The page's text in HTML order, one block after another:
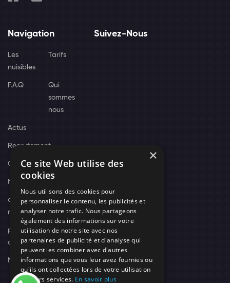
Navigation
Les
nuisibles
Tarifs
F.A.Q
Qui
sommes
nous
Actus
Recrutement
Contact
Nos techniciens
campagne-
recrutement
politique de
confidentialité
Mentions légales
Suivez-Nous
×
Ce site Web utilise des
cookies
Nous utilisons des cookies pour
personnaliser le contenu, les publicités et
analyser notre trafic. Nous partageons
également des informations sur votre
utilisation de notre site avec nos
partenaires de publicité et d'analyse qui
peuvent les combiner avec d'autres
informations que vous leur avez fournies ou
qu'ils ont collectées lors de votre utilisation
de leurs services. En savoir plus